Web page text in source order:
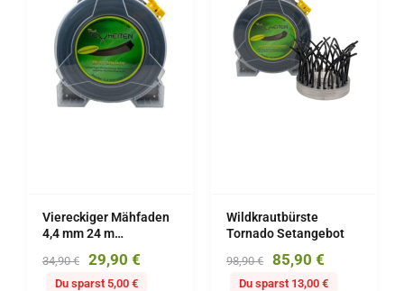
Viereckiger Mähfaden
4,4 mm 24 m
BEST-SQUARE
34,90€ 29,90 €
Du sparst 5,00 €
Wildkrautbürste
Tornado Setangebot
98,90€ 85,90 €
Du sparst 13,00 €